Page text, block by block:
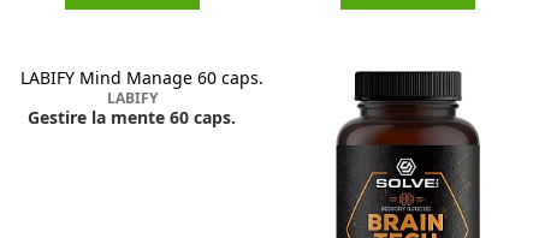
LABIFY
Gestire la mente 60 caps.